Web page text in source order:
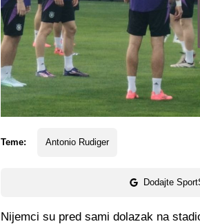
Teme: Antonio Rudiger
Dodajte
Nijemci su pred sami dolazak na